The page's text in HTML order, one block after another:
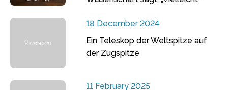
18 December 2024
Ein Teleskop der Weltspitze auf
der Zugspitze
11 February 2025